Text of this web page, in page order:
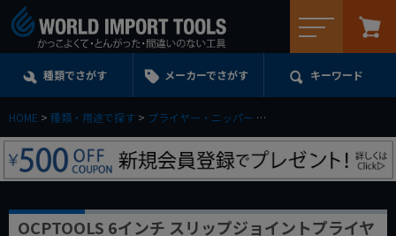
種類でさがす メーカーでさがす キーワード
HOME 種類・用途で探す プライヤー・ニッパー
OCPTOOLS 6インチ スリップジョイントプライヤ